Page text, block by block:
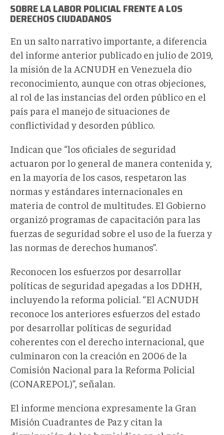
SOBRE LA LABOR POLICIAL FRENTE A LOS
DERECHOS CIUDADANOS
En un salto narrativo importante, a diferencia
del informe anterior publicado en julio de 2019,
la misión de la ACNUDH en Venezuela dio
reconocimiento, aunque con otras objeciones,
al rol de las instancias del orden público en el
país para el manejo de situaciones de
conflictividad y desorden público.
Indican que “los oficiales de seguridad
actuaron por lo general de manera contenida y,
en la mayoría de los casos, respetaron las
normas y estándares internacionales en
materia de control de multitudes. El Gobierno
organizó programas de capacitación para las
fuerzas de seguridad sobre el uso de la fuerza y
las normas de derechos humanos”.
Reconocen los esfuerzos por desarrollar
políticas de seguridad apegadas a los DDHH,
incluyendo la reforma policial. “El ACNUDH
reconoce los anteriores esfuerzos del estado
por desarrollar políticas de seguridad
coherentes con el derecho internacional, que
culminaron con la creación en 2006 de la
Comisión Nacional para la Reforma Policial
(CONAREPOL)”, señalan.
El informe menciona expresamente la Gran
Misión Cuadrantes de Paz y citan la